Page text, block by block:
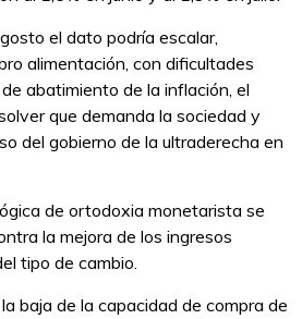
el dato podría escalar,
alimentación, con dificultades
abatimiento de la inflación, el
que demanda la sociedad y
del gobierno de la ultraderecha en
de ortodoxia monetarista se
la mejora de los ingresos
tipo de cambio.
baja de la capacidad de compra de